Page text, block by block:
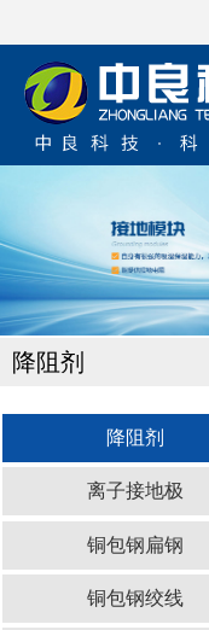
降阻剂
降阻剂
离子接地极
铜包钢扁钢
铜包钢绞线